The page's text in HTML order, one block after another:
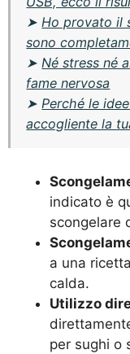
➤ Ho provato il
sono
➤ Né stress né
fame nervosa
➤ Perché le
accogliente la
indicato è
scongelare
a una
calda.
Utilizzo
per sughi o